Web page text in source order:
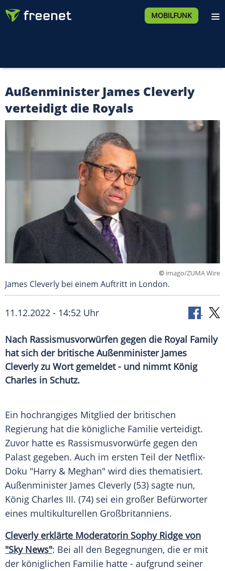
MOBILFUNK
Außenminister James Cleverly
verteidigt die Royals
© imago/ZUMA Wire
James Cleverly bei einem Auftritt in London.
11.12.2022 - 14:52 Uhr
Nach Rassismusvorwürfen gegen die Royal Family
hat sich der britische Außenminister James
Cleverly zu Wort gemeldet - und nimmt König
Charles in Schutz.
Ein hochrangiges Mitglied der britischen
Regierung hat die königliche Familie verteidigt.
Zuvor hatte es Rassismusvorwürfe gegen den
Palast gegeben. Auch im ersten Teil der Netflix-
Doku "Harry & Meghan" wird dies thematisiert.
Außenminister James Cleverly (53) sagte nun,
König Charles III. (74) sei ein großer Befürworter
eines multikulturellen Großbritanniens.
Cleverly erklärte Moderatorin Sophy Ridge von
"Sky News": Bei all den Begegnungen, die er mit
der königlichen Familie hatte - aufgrund seiner